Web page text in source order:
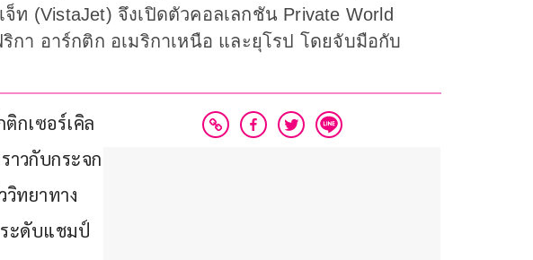
(VistaJet) จึงเปิดตัวคอลเลกชัน Private World
า อาร์กติก อเมริกาเหนือ และยุโรป โดยจับมือกับ
กเซอร์เคิล
าวกับกระจก
ทยาทาง
ะดับแชมป์